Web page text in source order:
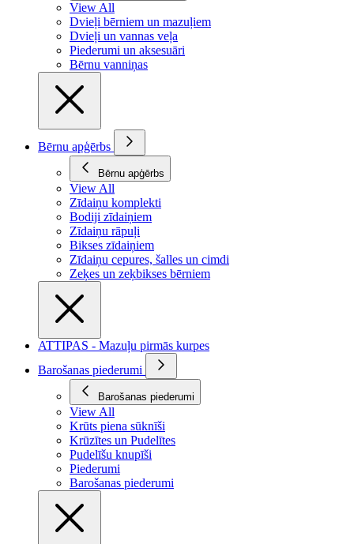
View All
Dvieļi bērniem un mazuļiem
Dvieļi un vannas veļa
Piederumi un aksesuāri
Bērnu vanniņas
Bērnu apģērbs
Bērnu apģērbs
View All
Zīdaiņu komplekti
Bodiji zīdaiņiem
Zīdaiņu rāpuļi
Bikses zīdaiņiem
Zīdaiņu cepures, šalles un cimdi
Zeķes un zeķbikses bērniem
ATTIPAS - Mazuļu pirmās kurpes
Barošanas piederumi
Barošanas piederumi
View All
Krūts piena sūknīši
Krūzītes un Pudelītes
Pudelīšu knupīši
Piederumi
Barošanas piederumi